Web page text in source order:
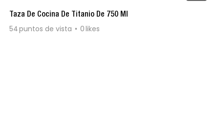
Taza De Cocina De Titanio De 750 Ml
54puntos de vista 0likes